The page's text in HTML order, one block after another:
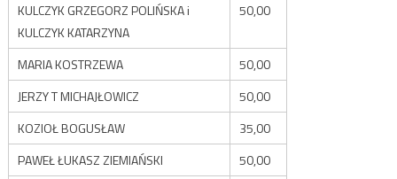
KULCZYK GRZEGORZ POLIŃSKA i
KULCZYK KATARZYNA
50,00
MARIA KOSTRZEWA
50,00
JERZY T MICHAJŁOWICZ
50,00
KOZIOŁ BOGUSŁAW
35,00
PAWEŁ ŁUKASZ ZIEMIAŃSKI
50,00